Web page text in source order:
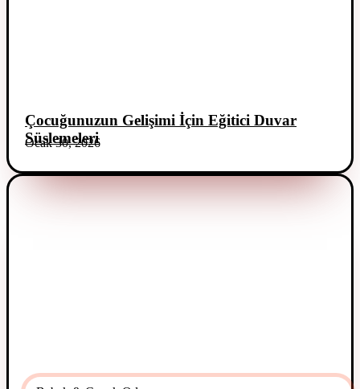
Çocuğunuzun Gelişimi İçin Eğitici Duvar
Süslemeleri
Ocak 30, 2026